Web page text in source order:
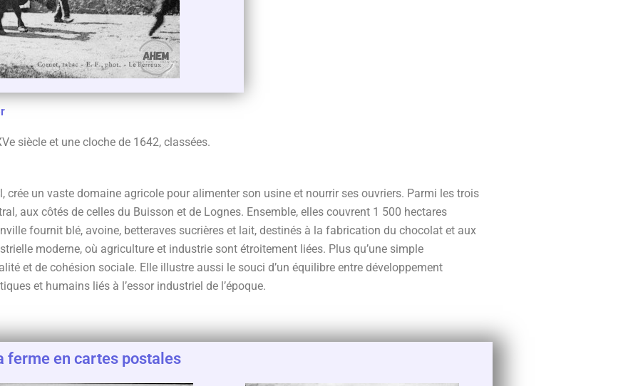
siècle et une cloche de 1642, classées.
crée un vaste domaine agricole pour alimenter son usine et nourrir ses ouvriers. Parmi les trois
aux côtés de celles du Buisson et de Lognes. Ensemble, elles couvrent 1 500 hectares
fournit blé, avoine, betteraves sucrières et lait, destinés à la fabrication du chocolat et aux
moderne, où agriculture et industrie sont étroitement liées. Plus qu’une simple
et de cohésion sociale. Elle illustre aussi le souci d’un équilibre entre développement
et humains liés à l’essor industriel de l’époque.
ferme en cartes postales